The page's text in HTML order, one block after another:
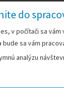
do
v počítači sa
sa vám
analýzu
Leopoldov
1818/2A